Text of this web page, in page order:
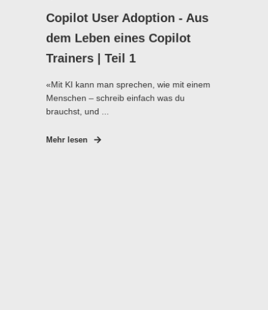
Copilot User Adoption - Aus
dem Leben eines Copilot
Trainers | Teil 1
«Mit KI kann man sprechen, wie mit einem
Menschen – schreib einfach was du
brauchst, und ...
Mehr lesen